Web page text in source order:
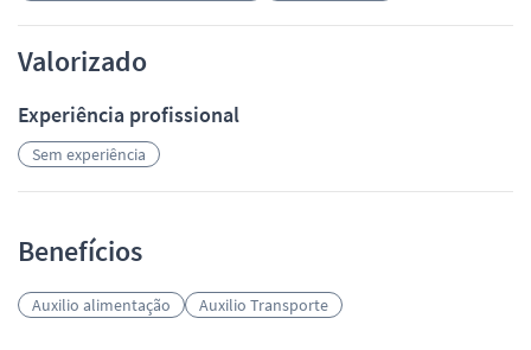
Valorizado
Experiência profissional
Sem experiência
Benefícios
Auxilio alimentação Auxilio Transporte